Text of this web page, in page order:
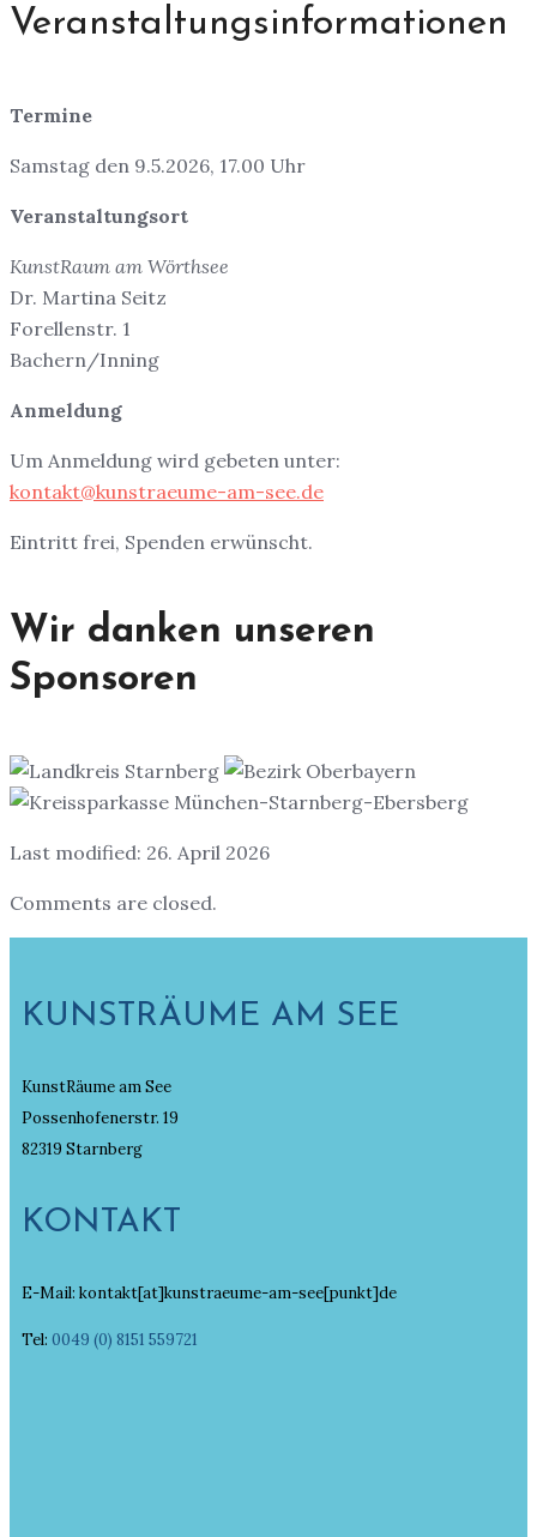
Veranstaltungsinformationen
Termine
Samstag den 9.5.2026, 17.00 Uhr
Veranstaltungsort
KunstRaum am Wörthsee
Dr. Martina Seitz
Forellenstr. 1
Bachern/Inning
Anmeldung
Um Anmeldung wird gebeten unter:
kontakt@kunstraeume-am-see.de
Eintritt frei, Spenden erwünscht.
Wir danken unseren
Sponsoren
Last modified: 26. April 2026
Comments are closed.
KUNSTRÄUME AM SEE
KunstRäume am See
Possenhofenerstr. 19
82319 Starnberg
KONTAKT
E-Mail: kontakt[at]kunstraeume-am-see[punkt]de
Tel: 0049 (0) 8151 559721